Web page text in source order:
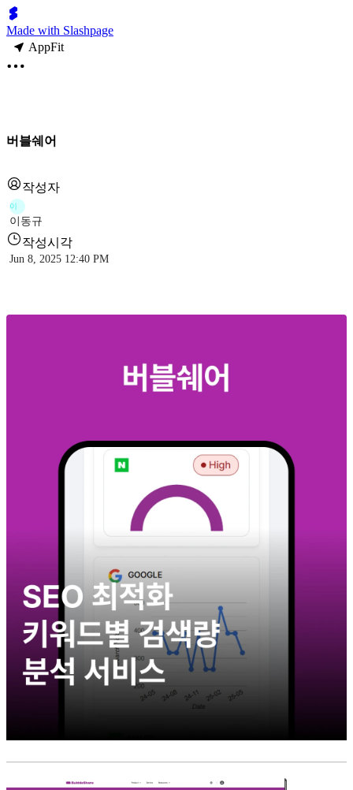
Made with Slashpage
AppFit
버블쉐어
작성자
이
이동규
작성시각
Jun 8, 2025 12:40 PM